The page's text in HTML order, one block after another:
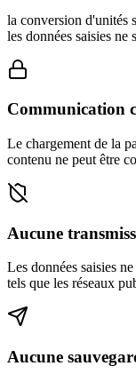
la conversion d'unités
les données saisies ne
Communication
Le chargement de la
contenu ne peut être
Aucune
Les données saisies
tels que les réseaux
Aucune